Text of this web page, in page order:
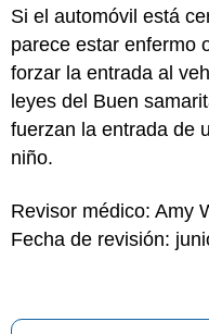
Si el automóvil está
parece estar enfermo
forzar la entrada al
leyes del Buen
fuerzan la entrada de
niño.
Revisor médico: Amy
Fecha de revisión: